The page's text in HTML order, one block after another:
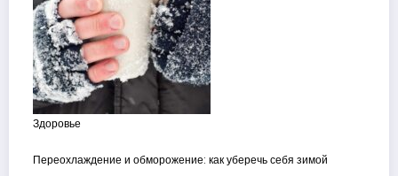
Здоровье
Переохлаждение и обморожение: как уберечь себя зимой